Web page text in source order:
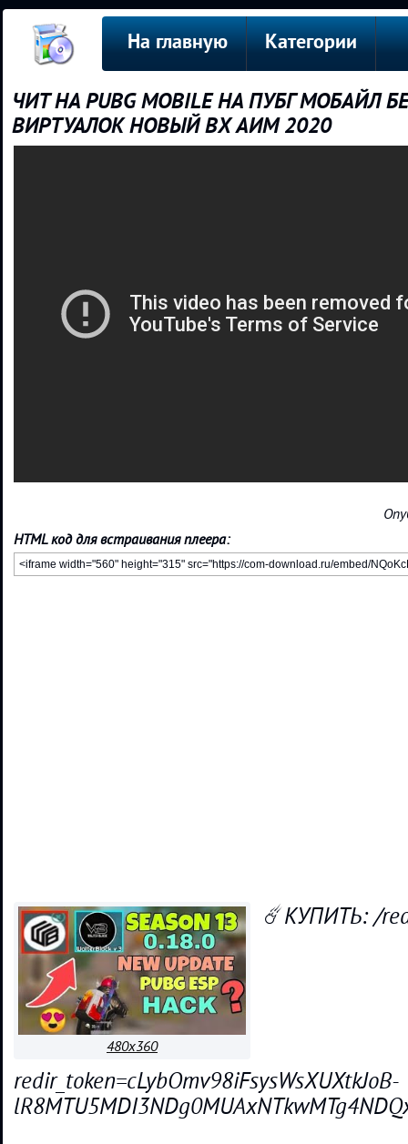
На главную Категории
ЧИТ НА PUBG MOBILE НА ПУБГ МОБАЙЛ
ВИРТУАЛОК НОВЫЙ ВХ АИМ 2020
HTML код для встраивания плеера:
480x360
☄️КУПИТЬ: /
redir_token=cLybOmv98iFsysWsXUXtkJoB-